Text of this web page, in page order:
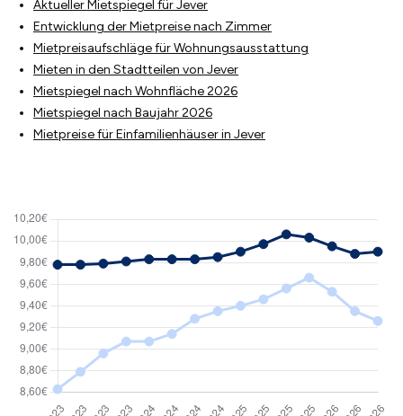
Aktueller Mietspiegel für Jever
Entwicklung der Mietpreise nach Zimmer
Mietpreisaufschläge für Wohnungsausstattung
Mieten in den Stadtteilen von Jever
Mietspiegel nach Wohnfläche 2026
Mietspiegel nach Baujahr 2026
Mietpreise für Einfamilienhäuser in Jever